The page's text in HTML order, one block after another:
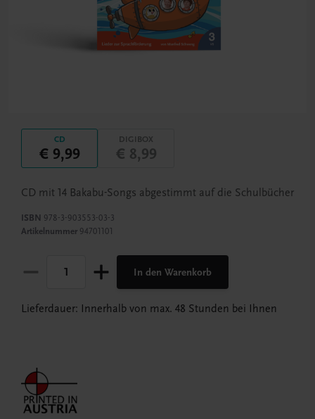
CD
€ 9,99
DIGIBOX
€ 8,99
CD mit 14 Bakabu-Songs abgestimmt auf die Schulbücher
ISBN 978-3-903553-03-3
Artikelnummer 94701101
In den Warenkorb
Lieferdauer: Innerhalb von max. 48 Stunden bei Ihnen